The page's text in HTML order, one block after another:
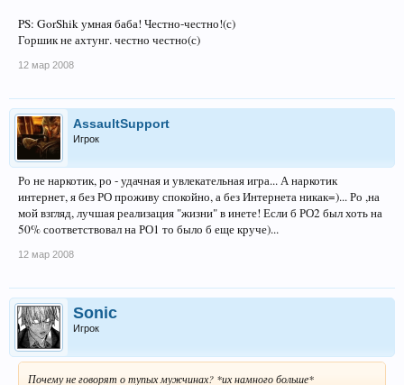
PS: GorShik умная баба! Честно-честно!(с)
Горшик не ахтунг. честно честно(с)
12 мар 2008
AssaultSupport
Игрок
Ро не наркотик, ро - удачная и увлекательная игра... А наркотик
интернет, я без РО проживу спокойно, а без Интернета никак=)... Ро ,на
мой взгляд, лучшая реализация "жизни" в инете! Если б РО2 был хоть на
50% соответствовал на РО1 то было б еще круче)...
12 мар 2008
Sonic
Игрок
Почему не говорят о тупых мужчинах? *их намного больше*